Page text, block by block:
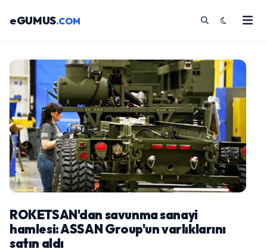
eGUMUS.COM
ROKETSAN'dan savunma sanayi
hamlesi: ASSAN Group'un varlıklarını
satın aldı